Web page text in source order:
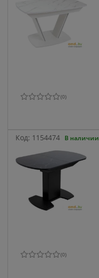
(0)
Код: 1154474 В наличии
(0)